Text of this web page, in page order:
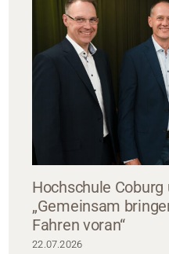
Hochschule Coburg
„Gemeinsam
Fahren voran“
22.07.2026